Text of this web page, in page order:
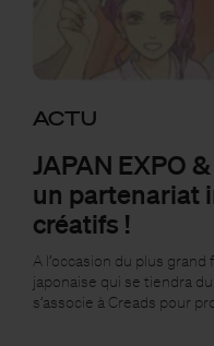
ACTU
JAPAN EXPO
un partenariat
créatifs !
A l’occasion du plus
japonaise qui se tiendra
s’associe à Creads pour